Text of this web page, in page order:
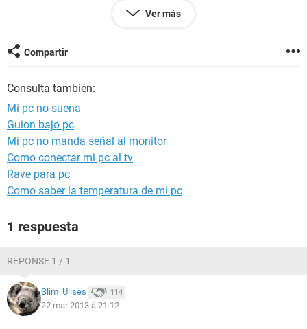
--------[ EVEREST Ultimate Edition ]-------------------------------------------------
Versión EVEREST v4.00.976/es
Sitio Webhttp://www.lavalys.com/
Tipo de informe Asistente de informes
Ordenador Temugin
Generador Administrador
Sistema operativo Microsoft Windows XP Professional
5.1.2600 (WinXP Retail)
Fecha 2013-03-22
Hora 19:45
--------[ Resumen ]------------------------------------------------------------------------------
Ordenador:
Tipo de ordenador Equipo multiprocesador ACPI
Sistema operativo Microsoft Windows XP Professional
Service Pack del Sistema Operativo Service Pack 2
Ver más
Compartir
Consulta también:
Mi pc no suena
Guion bajo pc
Mi pc no manda señal al monitor
Como conectar mi pc al tv
Rave para pc
Como saber la temperatura de mi pc
1 respuesta
RÉPONSE 1 / 1
Slim_Ulises 114
22 mar 2013 à 21:12